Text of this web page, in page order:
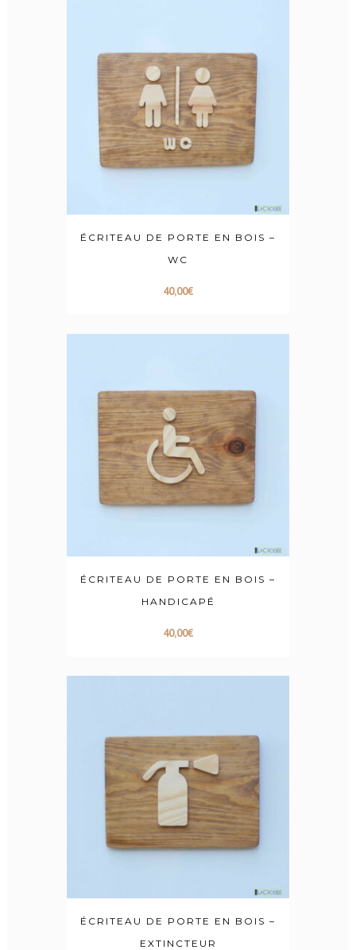
ÉCRITEAU DE PORTE EN BOIS –
WC
40,00€
ÉCRITEAU DE PORTE EN BOIS –
HANDICAPÉ
40,00€
ÉCRITEAU DE PORTE EN BOIS –
EXTINCTEUR